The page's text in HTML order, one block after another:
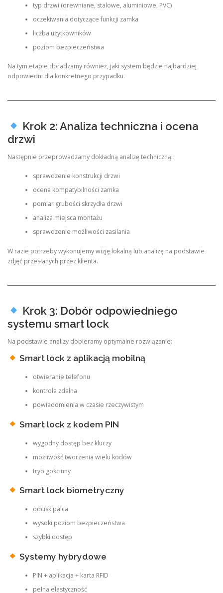
typ drzwi (drewniane, stalowe, aluminiowe, PVC)
oczekiwania dotyczące funkcji zamka
liczba użytkowników
poziom bezpieczeństwa
Na tym etapie doradzamy również, jaki system będzie najbardziej
odpowiedni dla konkretnego przypadku.
Krok 2: Analiza techniczna i ocena
drzwi
Następnie przeprowadzamy dokładną analizę techniczną:
sprawdzenie konstrukcji drzwi
ocena kompatybilności zamka
pomiar grubości skrzydła drzwi
analiza miejsca montażu
sprawdzenie możliwości zasilania
W razie potrzeby wykonujemy wizję lokalną lub analizę na podstawie
zdjęć przesłanych przez klienta.
Krok 3: Dobór odpowiedniego
systemu smart lock
Na podstawie analizy dobieramy optymalne rozwiązanie:
Smart lock z aplikacją mobilną
otwieranie telefonu
kontrola zdalna
powiadomienia w czasie rzeczywistym
Smart lock z kodem PIN
wygodny dostęp bez kluczy
możliwość tworzenia wielu kodów
tryb gościnny
Smart lock biometryczny
odcisk palca
wysoki poziom bezpieczeństwa
szybki dostęp
Systemy hybrydowe
PIN + aplikacja + karta RFID
pełna elastyczność